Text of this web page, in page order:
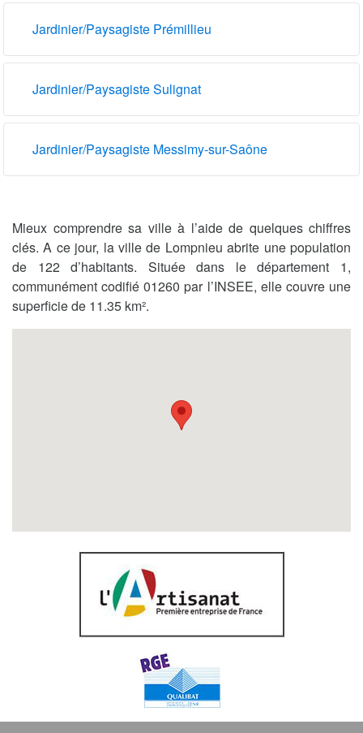
Jardinier/Paysagiste Prémillieu
Jardinier/Paysagiste Sulignat
Jardinier/Paysagiste Messimy-sur-Saône
Mieux comprendre sa ville à l’aide de quelques chiffres
clés. A ce jour, la ville de Lompnieu abrite une population
de 122 d’habitants. Située dans le département 1,
communément codifié 01260 par l’INSEE, elle couvre une
superficie de 11.35 km².